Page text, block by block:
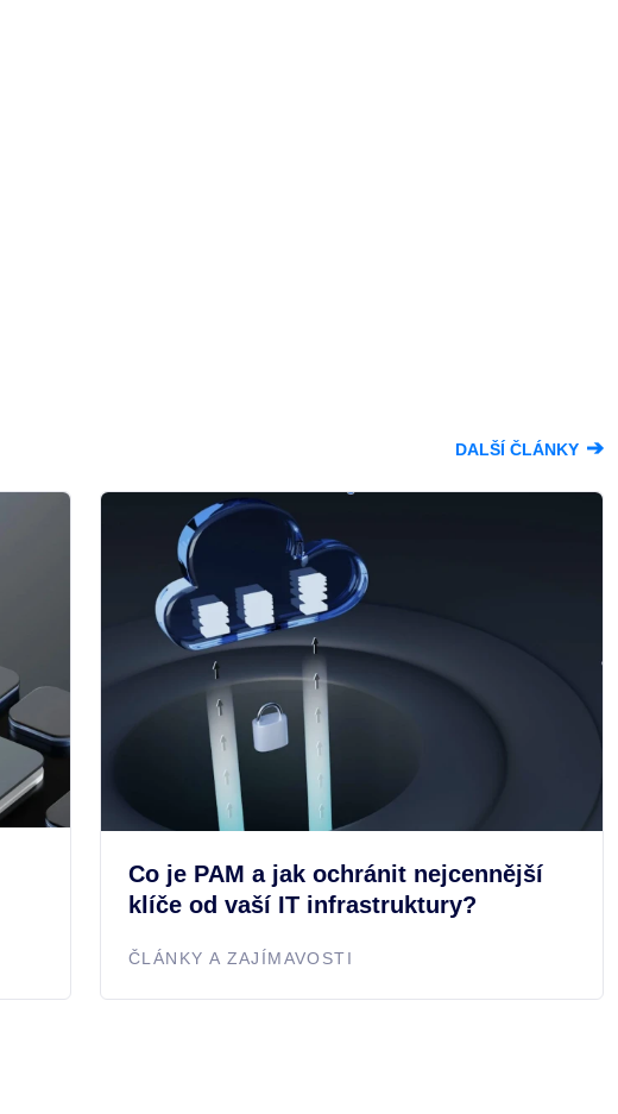
DALŠÍ ČLÁNKY ➔
Co je PAM a jak ochránit nejcennější
klíče od vaší IT infrastruktury?
ČLÁNKY A ZAJÍMAVOSTI